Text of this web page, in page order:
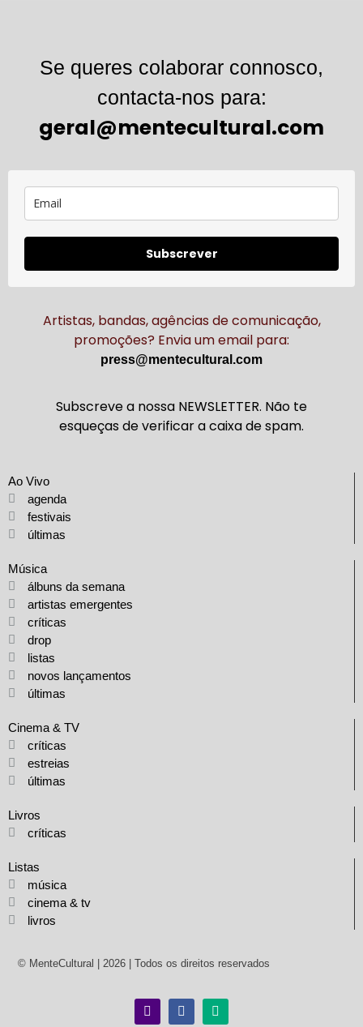
Se queres colaborar connosco,
contacta-nos para:
geral@mentecultural.com
Subscrever
Artistas, bandas, agências de comunicação,
promoções? Envia um email para:
press@mentecultural.com
Subscreve a nossa NEWSLETTER. Não te
esqueças de verificar a caixa de spam.
Ao Vivo
agenda
festivais
últimas
Música
álbuns da semana
artistas emergentes
críticas
drop
listas
novos lançamentos
últimas
Cinema & TV
críticas
estreias
últimas
Livros
críticas
Listas
música
cinema & tv
livros
© MenteCultural | 2026 | Todos os direitos reservados